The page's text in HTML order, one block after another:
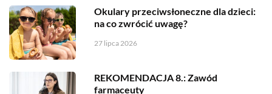
Okulary przeciwsłoneczne dla dzieci:
na co zwrócić uwagę?
27 lipca 2026
REKOMENDACJA 8.: Zawód
farmaceuty